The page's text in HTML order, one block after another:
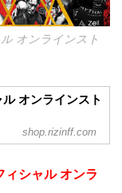
オンラインスト
オンラインスト
体「RIZIN（ライジ
shop.rizinff.com
シャル オンラ